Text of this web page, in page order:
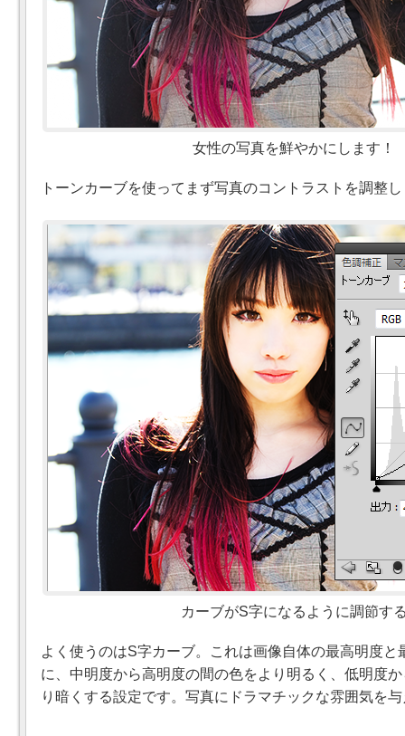
女性の写真を鮮やかにします！
トーンカーブを使ってまず写真のコントラストを調整
カーブがS字になるように調節す
よく使うのはS字カーブ。これは画像自体の最高明度と
に、中明度から高明度の間の色をより明るく、低明度
り暗くする設定です。写真にドラマチックな雰囲気を